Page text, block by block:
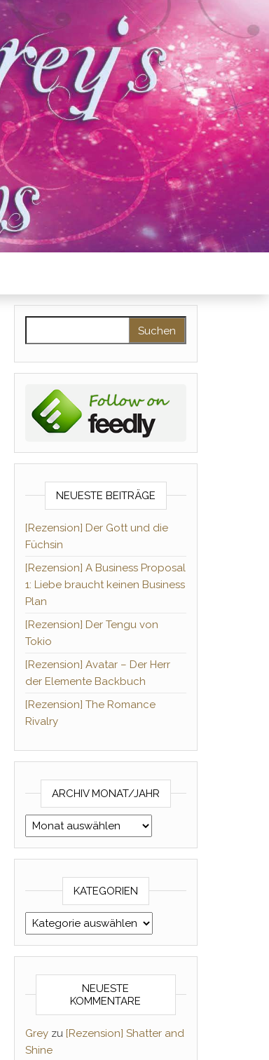
NEUESTE BEITRÄGE
[Rezension] Der Gott und die
Füchsin
[Rezension] A Business Proposal
1: Liebe braucht keinen Business
Plan
[Rezension] Der Tengu von
Tokio
[Rezension] Avatar – Der Herr
der Elemente Backbuch
[Rezension] The Romance
Rivalry
ARCHIV MONAT/JAHR
Archiv Monat/Jahr
KATEGORIEN
Kategorien
NEUESTE
KOMMENTARE
Greyzu [Rezension] Shatter and
Shine